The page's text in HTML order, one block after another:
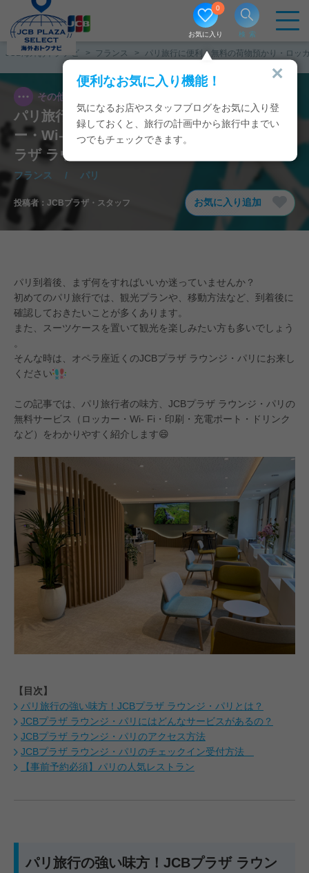
お気に入り
0
便利なお気に入り機能！
気になるお店やスタッフブログをお気に入り登
録しておくと、旅行の計画中から旅行中までい
つでもチェックできます。
検索
#JCBプラザ #アフタヌーンティー #グアム #ステーキ
JCB海外おトクナビ フランス パリ旅行に便利！無料の荷物預かり・ロッ
その他
パリ旅行に便利！無料の荷物預かり・ロッカ
ー・Wi-Fi・充電ポートなどを紹介｜JCBプ
ラザ ラウンジ
フランス / パリ
投稿者： JCBプラザ・スタッフ お気に入り追加
パリ到着後、まず何をすればいいか迷っていませんか？
初めてのパリ旅行では、観光プランや、移動方法など、到着後に
確認しておきたいことが多くあります。
また、スーツケースを置いて観光を楽しみたい方も多いでしょう
。
そんな時は、オペラ座近くのJCBプラザ ラウンジ・パリにお来し
ください
この記事では、パリ旅行者の味方、JCBプラザ ラウンジ・パリの
無料サービス（ロッカー・Wi- Fi・印刷・充電ポート・ドリンク
など）をわかりやすく紹介します😄
【目次】
パリ旅行の強い味方！JCBプラザ ラウンジ・パリとは？
JCBプラザ ラウンジ・パリにはどんなサービスがあるの？
JCBプラザ ラウンジ・パリのアクセス方法
JCBプラザ ラウンジ・パリのチェックイン受付方法
【事前予約必須】パリの人気レストラン
パリ旅行の強い味方！JCBプラザ ラウン